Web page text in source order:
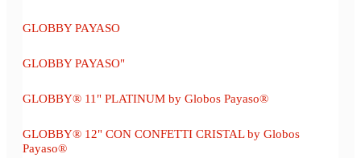
GLOBBY PAYASO
GLOBBY PAYASO"
GLOBBY® 11" PLATINUM by Globos Payaso®
GLOBBY® 12" CON CONFETTI CRISTAL by Globos
Payaso®